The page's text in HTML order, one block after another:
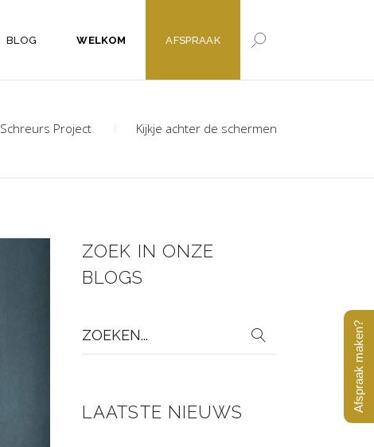
BLOG WELKOM AFSPRAAK
Schreurs Project Kijkje achter de schermen
ZOEK IN ONZE
BLOGS
naar:
LAATSTE NIEUWS Afspraak maken?